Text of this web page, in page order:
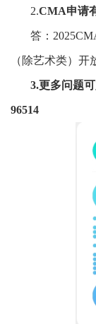
2.CMA申请
答：
（除艺术类）开
3.更多问题
96514